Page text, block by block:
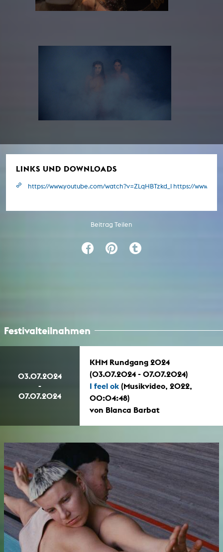
LINKS UND DOWNLOADS
https://www.youtube.com/watch?v=ZLqHBTzkd_I https://
Beitrag Teilen
Festivalteilnahmen
03.07.2024
-
07.07.2024
KHM Rundgang 2024
(03.07.2024 - 07.07.2024)
I feel ok (Musikvideo, 2022,
00:04:48)
von Blanca Barbat